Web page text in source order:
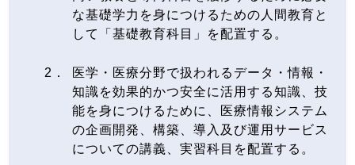
な基礎学力を身につけるための人間教育と
して「基礎教育科目」を配置する。
医学・医療分野で扱われるデータ・情報・
知識を効果的かつ安全に活用する知識、技
能を身につけるために、医療情報システム
の企画開発、構築、導入及び運用サービス
についての講義、実習科目を配置する。